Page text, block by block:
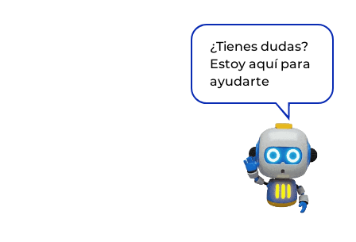
¿Tienes dudas?
Estoy aquí para
ayudarte